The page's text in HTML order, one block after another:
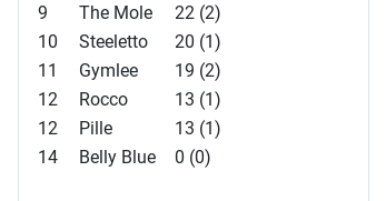
9
The Mole
22 (2)
10
Steeletto
20 (1)
11
Gymlee
19 (2)
12
Rocco
13 (1)
12
Pille
13 (1)
14
Belly Blue 0 (0)